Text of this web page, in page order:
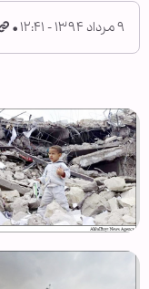
۹ مرداد ۱۳۹۴ - ۱۲:۴۱